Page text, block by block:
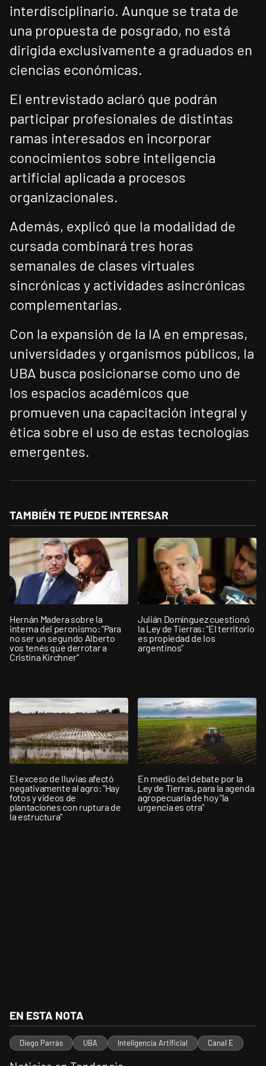
interdisciplinario. Aunque se trata de
una propuesta de posgrado, no está
dirigida exclusivamente a graduados en
ciencias económicas.
El entrevistado aclaró que podrán
participar profesionales de distintas
ramas interesados en incorporar
conocimientos sobre inteligencia
artificial aplicada a procesos
organizacionales.
Además, explicó que la modalidad de
cursada combinará tres horas
semanales de clases virtuales
sincrónicas y actividades asincrónicas
complementarias.
Con la expansión de la IA en empresas,
universidades y organismos públicos, la
UBA busca posicionarse como uno de
los espacios académicos que
promueven una capacitación integral y
ética sobre el uso de estas tecnologías
emergentes.
TAMBIÉN TE PUEDE INTERESAR
Hernán Madera sobre la
interna del peronismo: "Para
no ser un segundo Alberto
vos tenés que derrotar a
Cristina Kirchner”
Julián Domínguez cuestionó
la Ley de Tierras: “El territorio
es propiedad de los
argentinos”
El exceso de lluvias afectó
negativamente al agro: "Hay
fotos y videos de
plantaciones con ruptura de
la estructura"
En medio del debate por la
Ley de Tierras, para la agenda
agropecuaria de hoy "la
urgencia es otra"
EN ESTA NOTA
Diego Parrás UBA Inteligencia Artificial Canal E